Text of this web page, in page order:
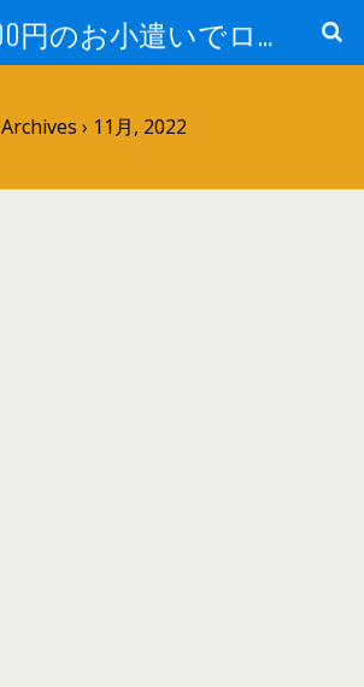
月30,000円のお小遣いでロードバイク
Archives › 11月, 2022